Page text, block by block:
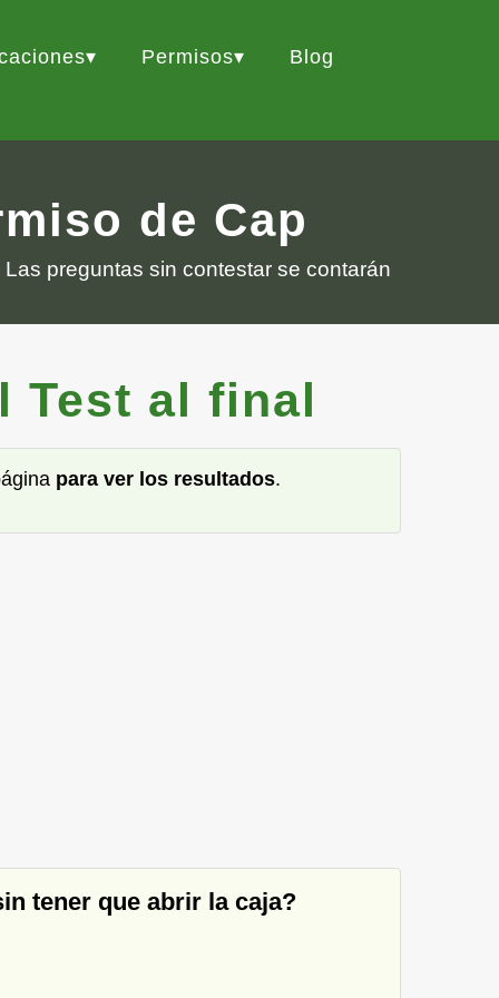
Permisos Blog
de Cap
preguntas sin contestar se contarán
Test al final
para ver los resultados.
tener que abrir la caja?